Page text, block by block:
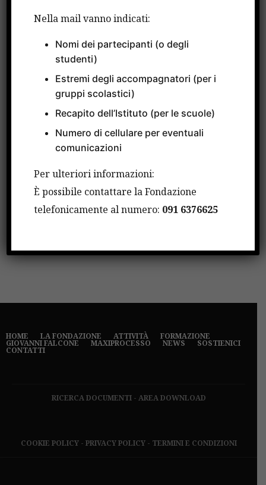
Attività Internazionali
Borse di studio
Comunicati Stampa
Convegni e Incontri
Cultura e Spettacoli
Fulbright
Progetti Europei
HOME LA FONDAZIONE ATTIVITÀ FORMAZIONE
GIOVANNI FALCONE MAXIPROCESSO NEWS SOSTIENICI
CONTATTI
RICERCA DOCUMENTI- AREA DOWNLOAD
COOKIE POLICY- PRIVACY POLICY- TERMINI E CONDIZIONI
Nella mail vanno indicati:
Nomi dei partecipanti (o degli
studenti)
Estremi degli accompagnatori (per i
gruppi scolastici)
Recapito dell’Istituto (per le scuole)
Numero di cellulare per eventuali
comunicazioni
Per ulteriori informazioni:
È possibile contattare la Fondazione
telefonicamente al numero: 091 6376625